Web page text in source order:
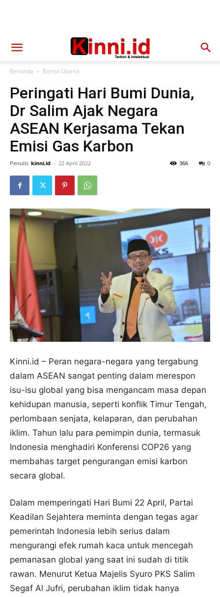
Beranda Berita Utama
Peringati Hari Bumi Dunia,
Dr Salim Ajak Negara
ASEAN Kerjasama Tekan
Emisi Gas Karbon
Penulis kinni.id - 22 April 2022 0
366
Kinni.id – Peran negara-negara yang tergabung
dalam ASEAN sangat penting dalam merespon
isu-isu global yang bisa mengancam masa depan
kehidupan manusia, seperti konflik Timur Tengah,
perlombaan senjata, kelaparan, dan perubahan
iklim. Tahun lalu para pemimpin dunia, termasuk
Indonesia menghadiri Konferensi COP26 yang
membahas target pengurangan emisi karbon
secara global.
Dalam memperingati Hari Bumi 22 April, Partai
Keadilan Sejahtera meminta dengan tegas agar
pemerintah Indonesia lebih serius dalam
mengurangi efek rumah kaca untuk mencegah
pemanasan global yang saat ini sudah di titik
rawan. Menurut Ketua Majelis Syuro PKS Salim
Segaf Al Jufri, perubahan iklim tidak hanya